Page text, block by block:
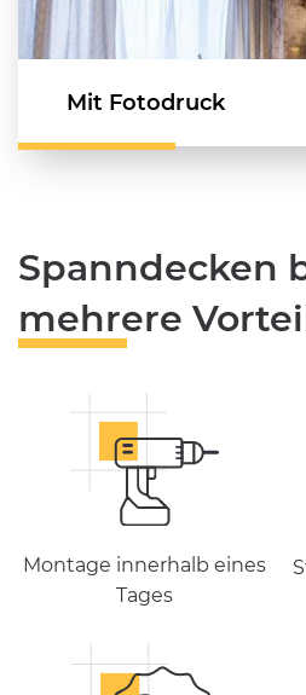
Mit Fotodruck
Spanndecken
mehrere
Montage innerhalb eines
Tages